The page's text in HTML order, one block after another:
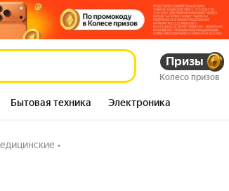
Призы
Колесо призов
Бытовая техника Электроника
•
229 947сум –55%